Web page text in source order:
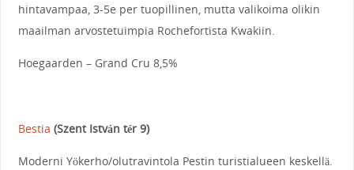
hintavampaa, 3-5e per tuopillinen, mutta valikoima olikin
maailman arvostetuimpia Rochefortista Kwakiin.
Hoegaarden – Grand Cru 8,5%
Bestia (Szent István tér 9)
Moderni Yökerho/olutravintola Pestin turistialueen keskellä.